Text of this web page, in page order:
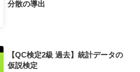
分散の導出
【QC検定2級 過去】統計データの
仮説検定